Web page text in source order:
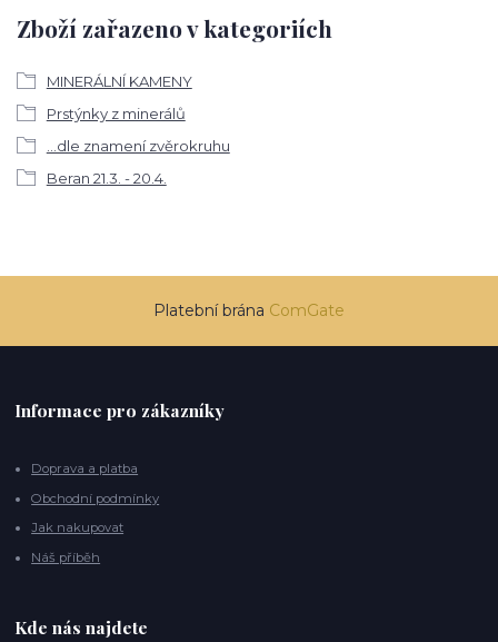
Zboží zařazeno v kategoriích
MINERÁLNÍ KAMENY
Prstýnky z minerálů
...dle znamení zvěrokruhu
Beran 21.3. - 20.4.
Platební brána ComGate
Informace pro zákazníky
Doprava a platba
Obchodní podmínky
Jak nakupovat
Náš příběh
Kde nás najdete